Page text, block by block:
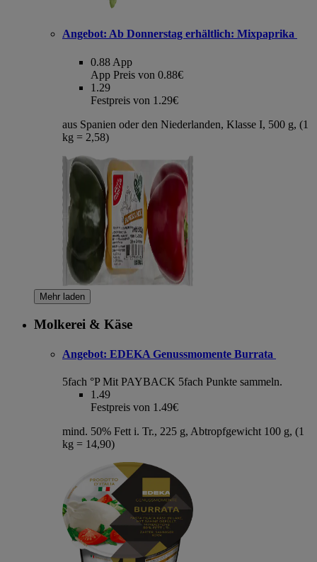
Angebot: Ab Donnerstag erhältlich: Mixpaprika
0.88 App
App Preis von 0.88€
1.29
Festpreis von 1.29€
aus Spanien oder den Niederlanden, Klasse I, 500 g, (1
kg = 2,58)
Mehr laden
Molkerei & Käse
Angebot: EDEKA Genussmomente Burrata
5fach °P Mit PAYBACK 5fach Punkte sammeln.
1.49
Festpreis von 1.49€
mind. 50% Fett i. Tr., 225 g, Abtropfgewicht 100 g, (1
kg = 14,90)